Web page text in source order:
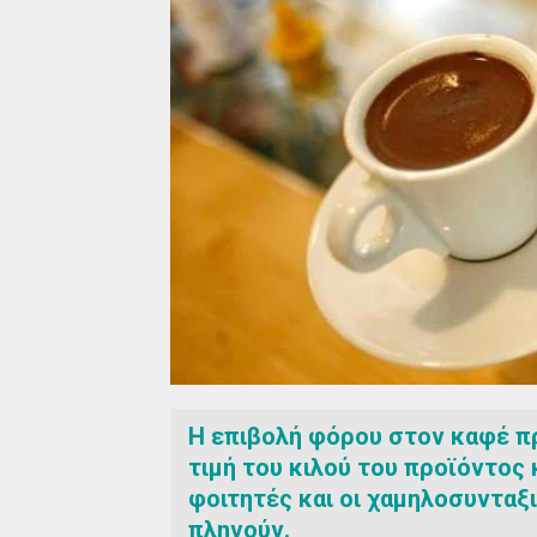
Η επιβολή φόρου στον καφέ
τιμή του κιλού του προϊόντος
φοιτητές και οι
πληγούν.